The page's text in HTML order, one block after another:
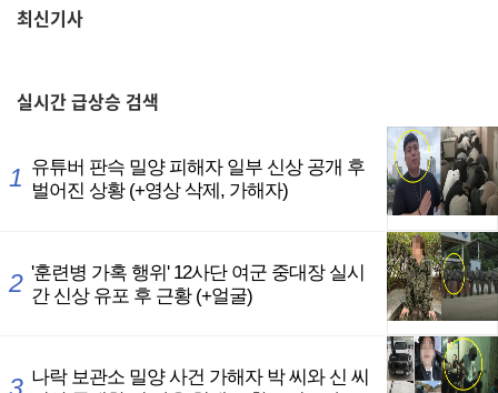
최신기사
실시간급상승 검색